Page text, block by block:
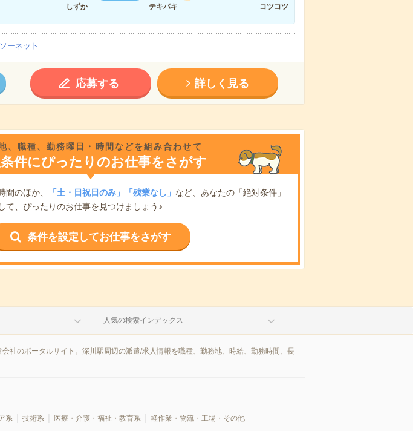
しずか
テキパキ
コツコツ
ーネット
応募する 詳しく見る
、職種、勤務曜日・時間などを組み合わせて
件にぴったりのお仕事をさがす
のほか、 「土・日祝日のみ」「残業なし」 など、あなたの「絶対条件」
て、ぴったりのお仕事を見つけましょう♪
条件を設定してお仕事をさがす
人気の検索インデックス
社のポータルサイト。深川駅周辺の派遣/求人情報を職種、勤務地、時給、勤務時間、長
系 技術系 医療・介護・福祉・教育系 軽作業・物流・工場・その他